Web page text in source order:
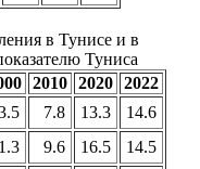
в Тунисе и в
Туниса
2010 2020 2022
7.8 13.3
14.6
9.6 16.5 14.5